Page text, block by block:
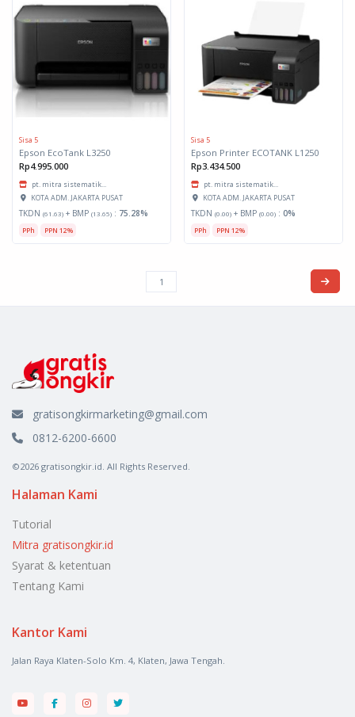
Sisa 5
Epson EcoTank L3250
Rp4.995.000
pt. mitra sistematik...
KOTA ADM. JAKARTA PUSAT
TKDN (61.63) + BMP (13.65) : 75.28%
PPh PPN 12%
Sisa 5
Epson Printer ECOTANK L1250
Rp3.434.500
pt. mitra sistematik...
KOTA ADM. JAKARTA PUSAT
TKDN (0.00) + BMP (0.00) : 0%
PPh PPN 12%
gratisongkirmarketing@gmail.com
0812-6200-6600
©2026 gratisongkir.id. All Rights Reserved.
Halaman Kami
Tutorial
Mitra gratisongkir.id
Syarat & ketentuan
Tentang Kami
Kantor Kami
Jalan Raya Klaten-Solo Km. 4, Klaten, Jawa Tengah.